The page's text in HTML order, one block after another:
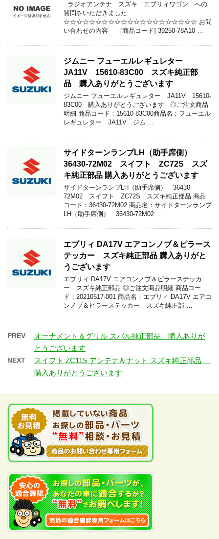
ラジオアンテナ スズキ エブリィワゴン への
質問をいただきました
☆☆☆☆☆☆☆☆☆☆☆☆☆☆☆☆☆☆☆☆☆ お問
い合わせの内容 [商品コード] 39250-78A10 …
ジムニー フューエルレギュレター
JA11V 15610-83C00 スズキ純正部
品 購入ありがとうございます
ジムニー フューエルレギュレター JA11V 15610-
83C00 購入ありがとうございます ◎ご注文商品
明細 商品コード：15610-83C00商品名：フューエル
レギュレター JA11V ジム …
サイドターンランプLH（助手席側）
36430-72M02 スイフト ZC72S スズ
キ純正部品 購入ありがとうございます
サイドターンランプLH（助手席側） 36430-
72M02 スイフト ZC72S スズキ純正部品 商品
コード：36430-72M02 商品名：サイドターンランプ
LH（助手席側） 36430-72M02 …
エブリィ DA17V エアコンノブ＆ピラース
テッカー スズキ純正部品 購入ありがと
うございます
エブリィ DA17V エアコンノブ＆ピラーステッカ
ー スズキ純正部品 ◎ご注文商品明細 商品コー
ド：20210517-001 商品名：エブリィ DA17V エアコ
ンノブ＆ピラーステッカー スズキ純正部 …
PREV
オーナメント＆グリル スバル純正部品 購入ありが
とうございます
NEXT
スイフト ZC11S アンテナ＆ナット スズキ純正部品
購入ありがとうございます